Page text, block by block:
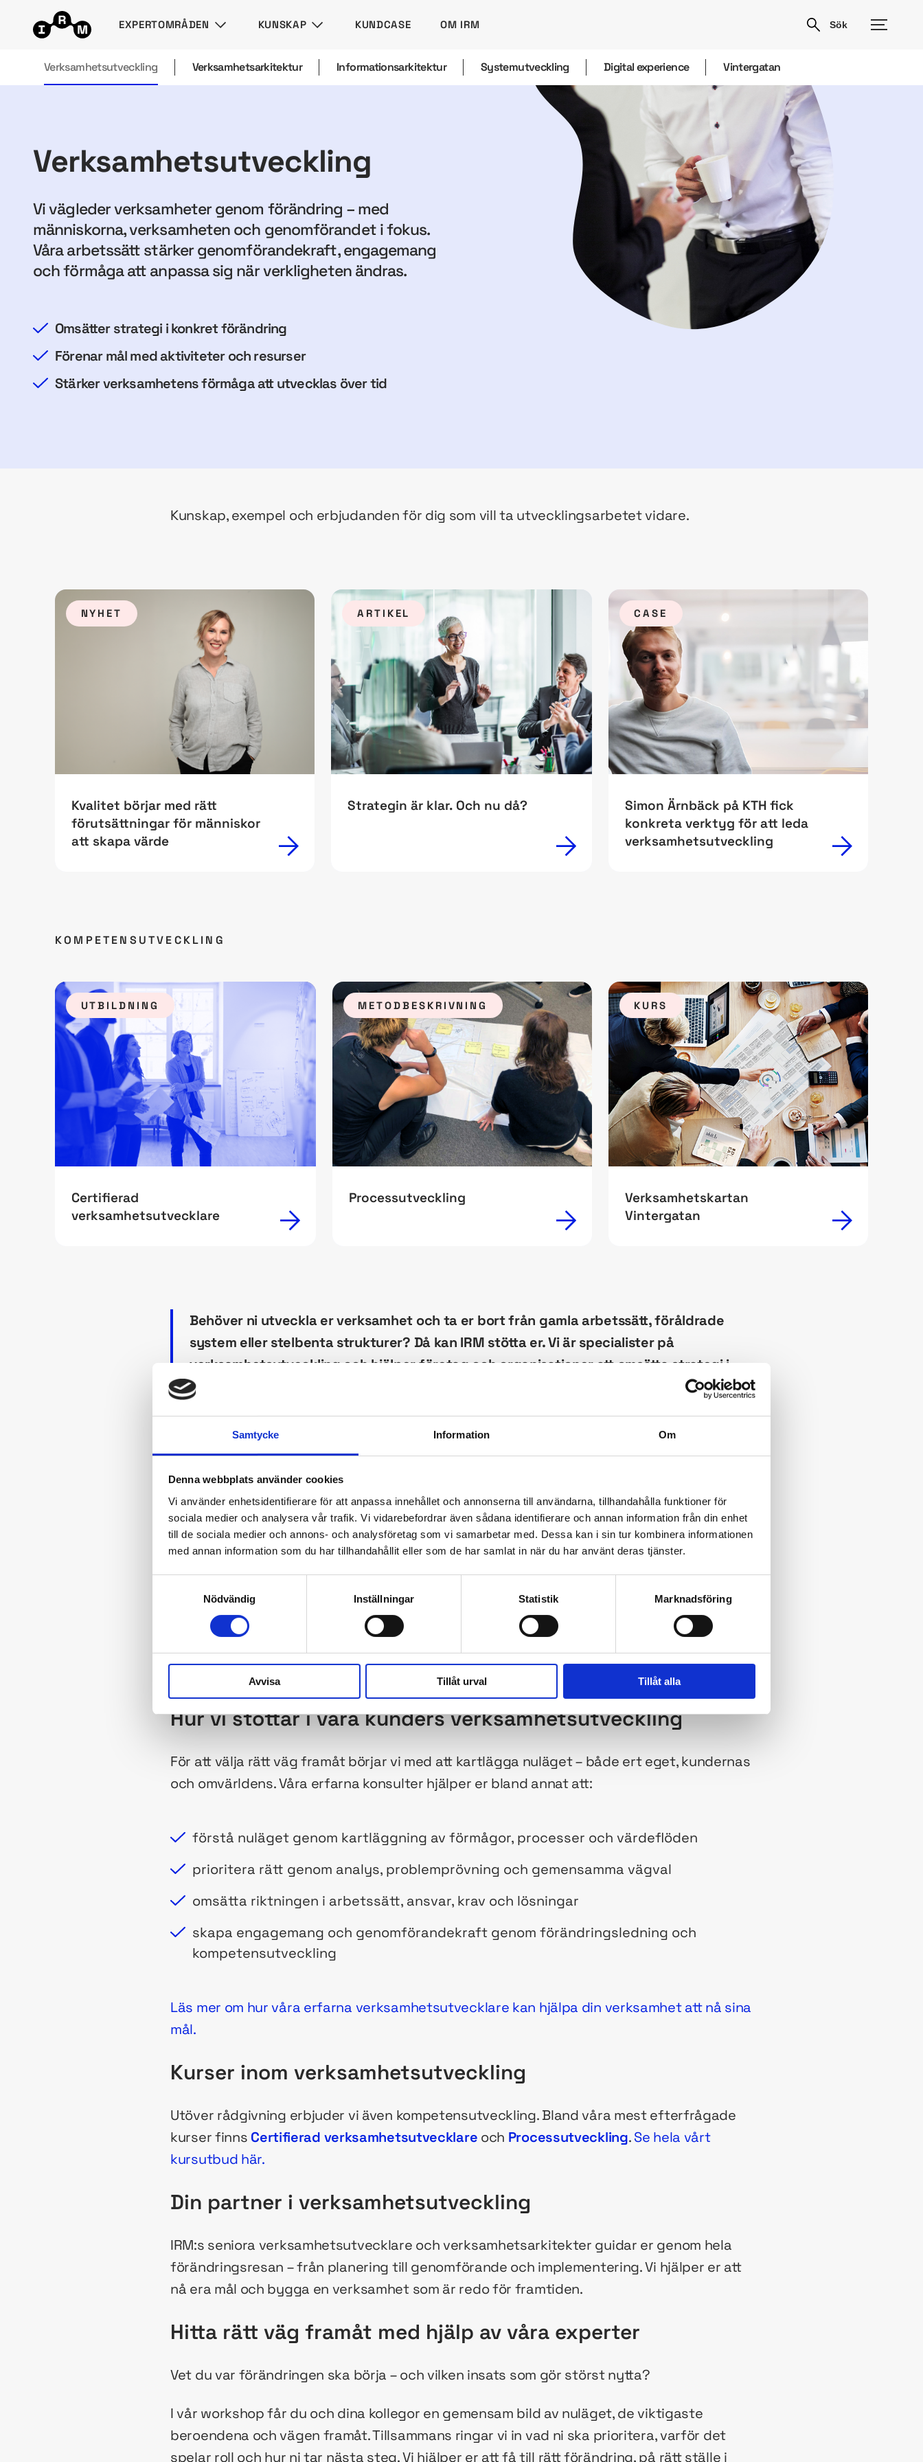
Samtycke Information Om
Denna webbplats använder cookies
Vi använder enhetsidentifierare för att anpassa innehållet och annonserna till användarna, tillhandahålla funktioner för
sociala medier och analysera vår trafik. Vi vidarebefordrar även sådana identifierare och annan information från din enhet
till de sociala medier och annons- och analysföretag som vi samarbetar med. Dessa kan i sin tur kombinera informationen
med annan information som du har tillhandahållit eller som de har samlat in när du har använt deras tjänster.
Nödvändig
Inställningar Statistik Marknadsföring
Avvisa Tillåt urval Tillåt alla
EXPERTOMRÅDEN KUNSKAP KUNDCASE OM IRM
Verksamhetsutveckling Verksamhetsarkitektur Informationsarkitektur Systemutveckling Digital experience Vintergatan
Verksamhetsutveckling
Vi vägleder verksamheter genom förändring – med
människorna, verksamheten och genomförandet i fokus.
Våra arbetssätt stärker genomförandekraft, engagemang
och förmåga att anpassa sig när verkligheten ändras.
Omsätter strategi i konkret förändring
Förenar mål med aktiviteter och resurser
Stärker verksamhetens förmåga att utvecklas över tid
Kunskap, exempel och erbjudanden för dig som vill ta utvecklingsarbetet vidare.
NYHET
Kvalitet börjar med rätt
förutsättningar för människor
att skapa värde
ARTIKEL
Strategin är klar. Och nu då?
CASE
Simon Ärnbäck på KTH fick
konkreta verktyg för att leda
verksamhetsutveckling
KOMPETENSUTVECKLING
UTBILDNING
Certifierad
verksamhetsutvecklare
METODBESKRIVNING
Processutveckling
KURS
Verksamhetskartan
Vintergatan
Behöver ni utveckla er verksamhet och ta er bort från gamla arbetssätt, föråldrade
system eller stelbenta strukturer? Då kan IRM stötta er. Vi är specialister på
verksamhetsutveckling och hjälper företag och organisationer att omsätta strategi i
praktik, förena verksamhetens mål med konkreta aktiviteter och skapa processer för
Vår syn på verksamhetsutveckling
IRM:s verksamhetsutveckling bygger på analys, mentorskap och skräddarsydda metoder.
Vi kombinerar verksamhetsarkitektur, processutveckling och förändringsledning för att
stödja både stora och små organisationer i deras utvecklingsresa.
själva kan bidra. Därför arbetar vi nära både ledning, chefer och medarbetare – så att
utvecklingen inte stannar i planer och modeller, utan blir en del av verksamhetens
arbetssätt. Resultatet blir en modern, hållbar och framtidssäker verksamhet.Här kan du
läsa mer om vad en verksamhetsutvecklare gör.
Hur vi stöttar i våra kunders verksamhetsutveckling
För att välja rätt väg framåt börjar vi med att kartlägga nuläget – både ert eget, kundernas
och omvärldens. Våra erfarna konsulter hjälper er bland annat att:
förstå nuläget genom kartläggning av förmågor, processer och värdeflöden
prioritera rätt genom analys, problemprövning och gemensamma vägval
omsätta riktningen i arbetssätt, ansvar, krav och lösningar
skapa engagemang och genomförandekraft genom förändringsledning och
kompetensutveckling
Läs mer om hur våra erfarna verksamhetsutvecklare kan hjälpa din verksamhet att nå sina
mål.
Kurser inom verksamhetsutveckling
Utöver rådgivning erbjuder vi även kompetensutveckling. Bland våra mest efterfrågade
kurser finns Certifierad verksamhetsutvecklare och Processutveckling.Se hela vårt
kursutbud här.
Din partner i verksamhetsutveckling
IRM:s seniora verksamhetsutvecklare och verksamhetsarkitekter guidar er genom hela
förändringsresan – från planering till genomförande och implementering. Vi hjälper er att
nå era mål och bygga en verksamhet som är redo för framtiden.
Hitta rätt väg framåt med hjälp av våra experter
Vet du var förändringen ska börja – och vilken insats som gör störst nytta?
I vår workshop får du och dina kollegor en gemensam bild av nuläget, de viktigaste
beroendena och vägen framåt. Tillsammans ringar vi in vad ni ska prioritera, varför det
spelar roll och hur ni tar nästa steg. Vi hjälper er att få till rätt förändring, på rätt ställe i